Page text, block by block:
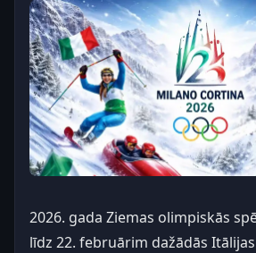
2026. gada Ziemas olimpiskās
līdz 22. februārim dažādās